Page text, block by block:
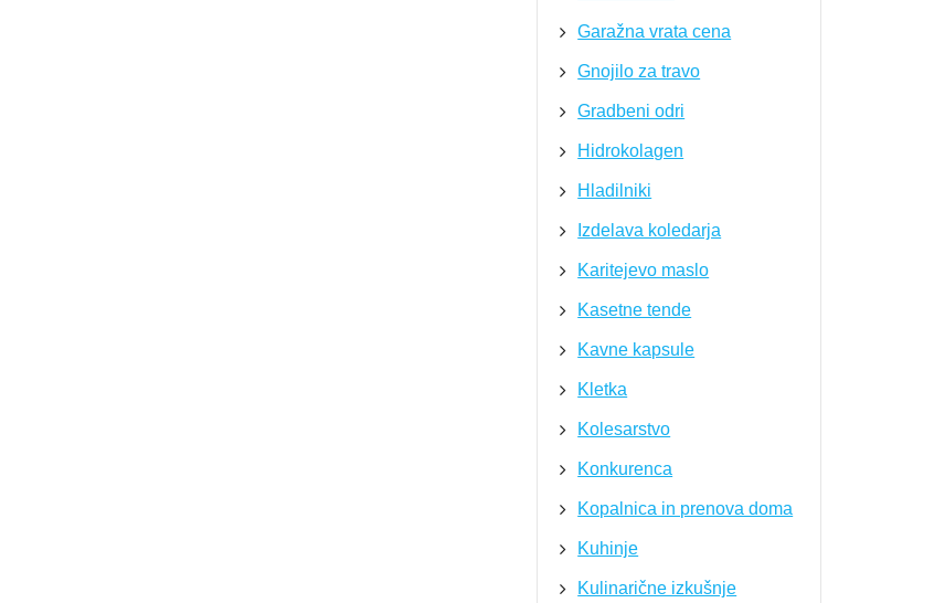
Garažna vrata cena
Gnojilo za travo
Gradbeni odri
Hidrokolagen
Hladilniki
Izdelava koledarja
Karitejevo maslo
Kasetne tende
Kavne kapsule
Kletka
Kolesarstvo
Konkurenca
Kopalnica in prenova doma
Kuhinje
Kulinarične izkušnje